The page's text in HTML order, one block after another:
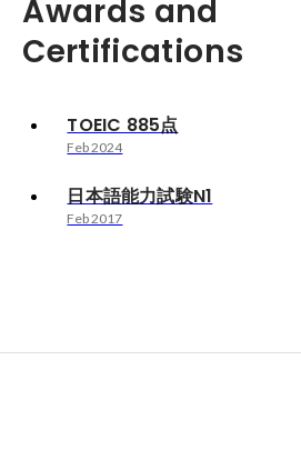
Awards and
Certifications
TOEIC 885点
Feb 2024
日本語能力試験N1
Feb 2017